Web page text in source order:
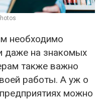
необходимо
даже на знакомых
также важно
работы. А уж о
можно